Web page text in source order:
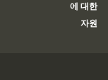
에 대한
자원